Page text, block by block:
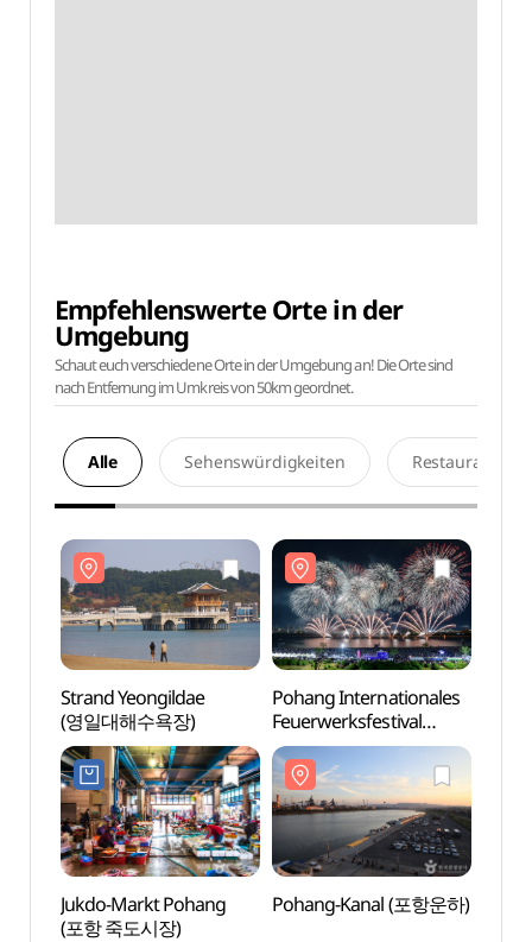
Empfehlenswerte Orte in der
Umgebung
Schaut euch verschiedene Orte in der Umgebung an! Die Orte sind
nach Entfernung im Umkreis von 50km geordnet.
Alle Sehenswürdigkeiten Restaurants
Strand Yeongildae
(영일대해수욕장)
Pohang Internationales
Feuerwerksfestival
(포항국제불빛축제)
Jukdo-Markt Pohang
(포항 죽도시장)
Pohang-Kanal (포항운하)